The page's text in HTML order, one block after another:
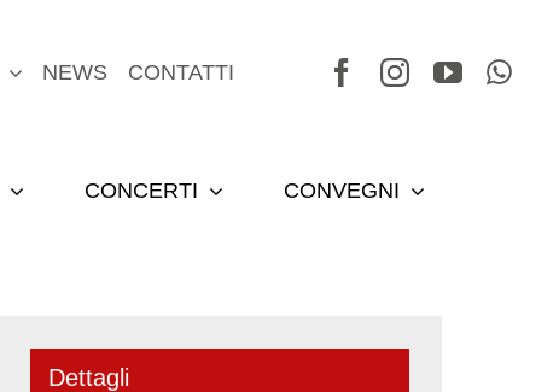
NEWS CONTATTI
CONCERTI
CONVEGNI
Dettagli